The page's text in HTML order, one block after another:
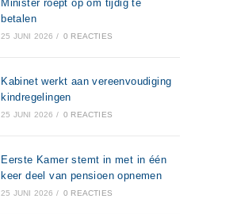
Minister roept op om tijdig te
betalen
25 JUNI 2026 / 0 REACTIES
Kabinet werkt aan vereenvoudiging
kindregelingen
25 JUNI 2026 / 0 REACTIES
Eerste Kamer stemt in met in één
keer deel van pensioen opnemen
25 JUNI 2026 / 0 REACTIES